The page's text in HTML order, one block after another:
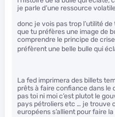
je parle d’une ressource
donc je vois pas trop l’utilité
que tu préfères une image de
comprendre le principe de
préfèrent une belle bulle qui
La fed imprimera des billets
prêts à faire confiance dans le
pas toi ni moi c’est plutot le
pays pétroliers etc … je trouve
européens s’allient pour faire